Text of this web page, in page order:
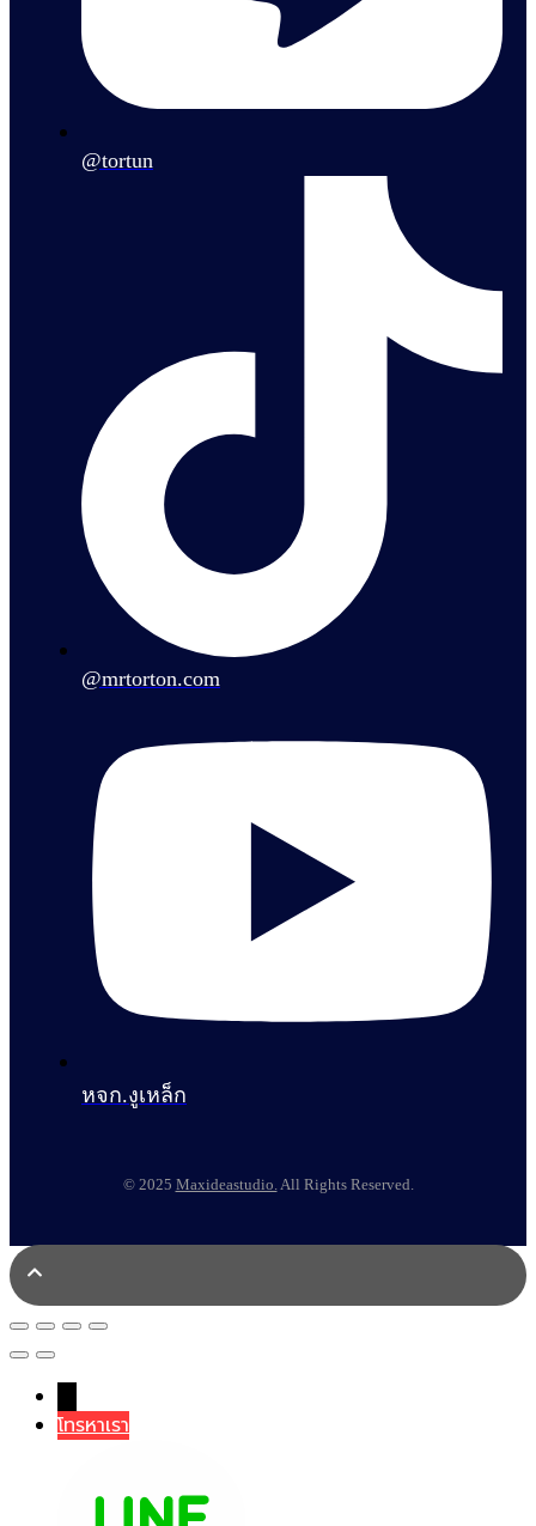
@tortun
@mrtorton.com
หจก.งูเหล็ก
© 2025 Maxideastudio.All Rights Reserved.
โทรหาเรา